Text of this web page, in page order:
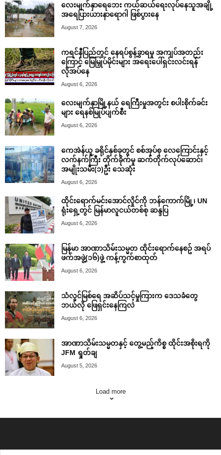
လေးမျက်နှာရေဘေး ကယ်ဆယ်ရေးလုပ်နေသူအချို့
အရေပြားယားနာရောဂါ ဖြစ်ပွားနေ
August 7, 2026
ကရင်နီပြည်တွင် နေရပ်စွန့်ခွာရမှု အကျပ်အတည်း
ကြောင့် မြေမြှုပ်မိုင်းများ အရေးပေါ်ရှင်းလင်းရန်
လိုအပ်နေ
August 6, 2026
လေးမျက်နှာမြို့နယ် ရေကြီးမှုအတွင်း စပါးစိုက်ခင်း
များ ရေနစ်မြုပ်ပျက်စီး
August 6, 2026
ကေအဲန်ယူ ခရိုင်နှစ်ခုတွင် စစ်အုပ်စု လေကြောင်းနှင့်
လက်နက်ကြီး တိုက်ခိုက်မှု ဆက်တိုက်လုပ်ဆောင်၊
အမျိုးသမီး(၁)ဦး သေဆုံး
August 6, 2026
ထိုင်းရောက်မင်းအောင်လှိုင်ကို ဘန်ကောက်မြို့၊ UN
ရုံးရှေ့တွင် မြန်မာလူငယ်တစ်စု ဆန္ဒပြ
August 6, 2026
မြန်မာ အာဏာသိမ်းသမ္မတ ထိုင်းရောက်နေစဥ် အရပ်
ဖက်အဖွဲ့(၁၆)ဖွဲ့ ကန့်ကွက်စာထုတ်
August 6, 2026
သံလွင်မြစ်ရေ အဆိပ်သင့်မှုကြားက ဒေသခံတွေ
ဘယ်လို ဖြေရှင်းနေကြလဲ
August 6, 2026
အာဏာသိမ်းသမ္မတနှင့် တွေ့မည့်ကိစ္စ ထိုင်းအစိုးရကို
JFM ရှုတ်ချ
August 5, 2026
Load more